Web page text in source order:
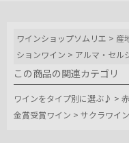
ワインショップソムリエ > 産
ションワイン > アルマ・セル
この商品の関連カテゴリ
ワインをタイプ別に選ぶ♪ >
金賞受賞ワイン > サクラワイ